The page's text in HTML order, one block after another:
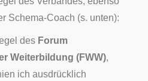
Schema-Coach (s. unten):
des Forum
Weiterbildung (FWW),
ich ausdrücklich